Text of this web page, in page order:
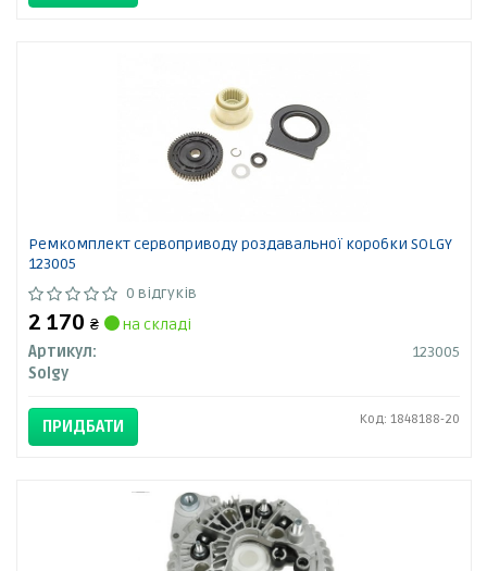
Ремкомплект сервоприводу роздавальної коробки SOLGY
123005
0 відгуків
2 170 ₴
на складі
Артикул:
123005
Solgy
ПРИДБАТИ Код: 1848188-20